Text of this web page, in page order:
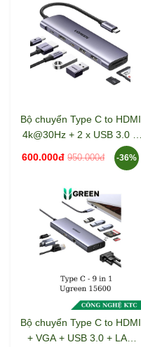
Bộ chuyển Type C to HDMI
4k@30Hz + 2 x USB 3.0 +
USB-C + SD&TF + PD
600.000đ 950.000đ -36%
Bộ chuyển Type C to HDMI
+ VGA + USB 3.0 + LAN